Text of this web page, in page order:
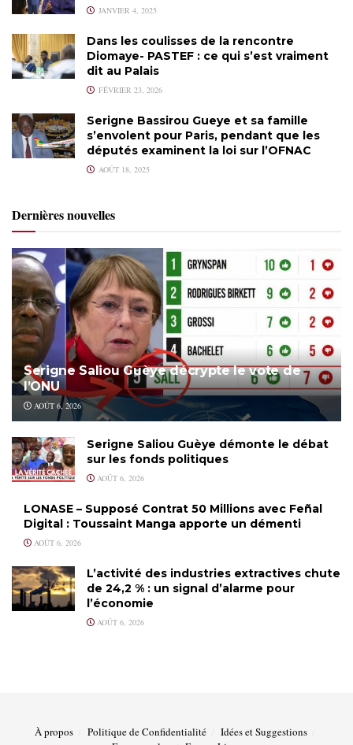
JANVIER 4, 2025
Dans les coulisses de la rencontre
Diomaye- PASTEF : ce qui s’est vraiment
dit au Palais
FÉVRIER 23, 2026
Serigne Bassirou Gueye et sa famille
s’envolent pour Paris, pendant que les
députés examinent la loi sur l’OFNAC
AOÛT 18, 2025
Dernières nouvelles
Serigne Saliou Guèye décrypte le vote de
l’ONU
AOÛT 6, 2026
Serigne Saliou Guèye démonte le débat
sur les fonds politiques
AOÛT 6, 2026
LONASE – Supposé Contrat 50 Millions avec Feñal
Digital : Toussaint Manga apporte un démenti
AOÛT 6, 2026
L’activité des industries extractives chute
de 24,2 % : un signal d’alarme pour
l’économie
AOÛT 6, 2026
À propos Politique de Confidentialité
Idées et Suggestions